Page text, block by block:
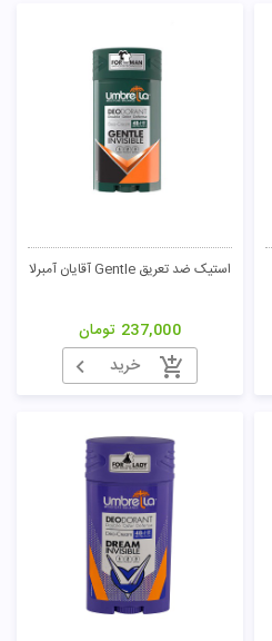
استیک ضد تعریق Gentle آقایان آمبرلا
237,000 تومان
خرید